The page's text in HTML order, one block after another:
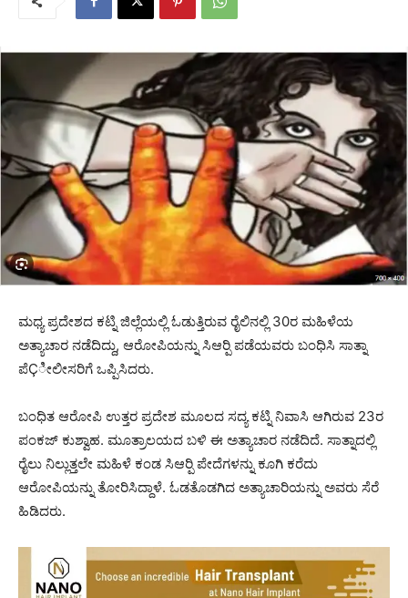
ಮಧ್ಯ ಪ್ರದೇಶದ ಕಟ್ನಿ ಜಿಲ್ಲೆಯಲ್ಲಿ ಓಡುತ್ತಿರುವ ರೈಲಿನಲ್ಲಿ 30ರ ಮಹಿಳೆಯ
ಅತ್ಯಾಚಾರ ನಡೆದಿದ್ದು, ಆರೋಪಿಯನ್ನು ಸಿಆರ್‍ಪಿ ಪಡೆಯವರು ಬಂಧಿಸಿ ಸಾತ್ನಾ
ಪೆÇೀಲೀಸರಿಗೆ ಒಪ್ಪಿಸಿದರು.
ಬಂಧಿತ ಆರೋಪಿ ಉತ್ತರ ಪ್ರದೇಶ ಮೂಲದ ಸದ್ಯ ಕಟ್ನಿ ನಿವಾಸಿ ಆಗಿರುವ 23ರ
ಪಂಕಜ್ ಕುಶ್ವಾಹ. ಮೂತ್ರಾಲಯದ ಬಳಿ ಈ ಅತ್ಯಾಚಾರ ನಡೆದಿದೆ. ಸಾತ್ನಾದಲ್ಲಿ
ರೈಲು ನಿಲ್ಲುತ್ತಲೇ ಮಹಿಳೆ ಕಂಡ ಸಿಆರ್‍ಪಿ ಪೇದೆಗಳನ್ನು ಕೂಗಿ ಕರೆದು
ಆರೋಪಿಯನ್ನು ತೋರಿಸಿದ್ದಾಳೆ. ಓಡತೊಡಗಿದ ಅತ್ಯಾಚಾರಿಯನ್ನು ಅವರು ಸೆರೆ
ಹಿಡಿದರು.